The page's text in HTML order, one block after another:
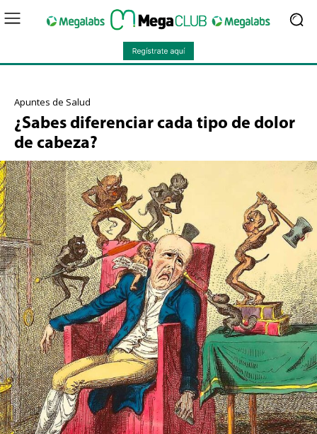
Apuntes de Salud
¿Sabes diferenciar cada tipo de dolor
de cabeza?